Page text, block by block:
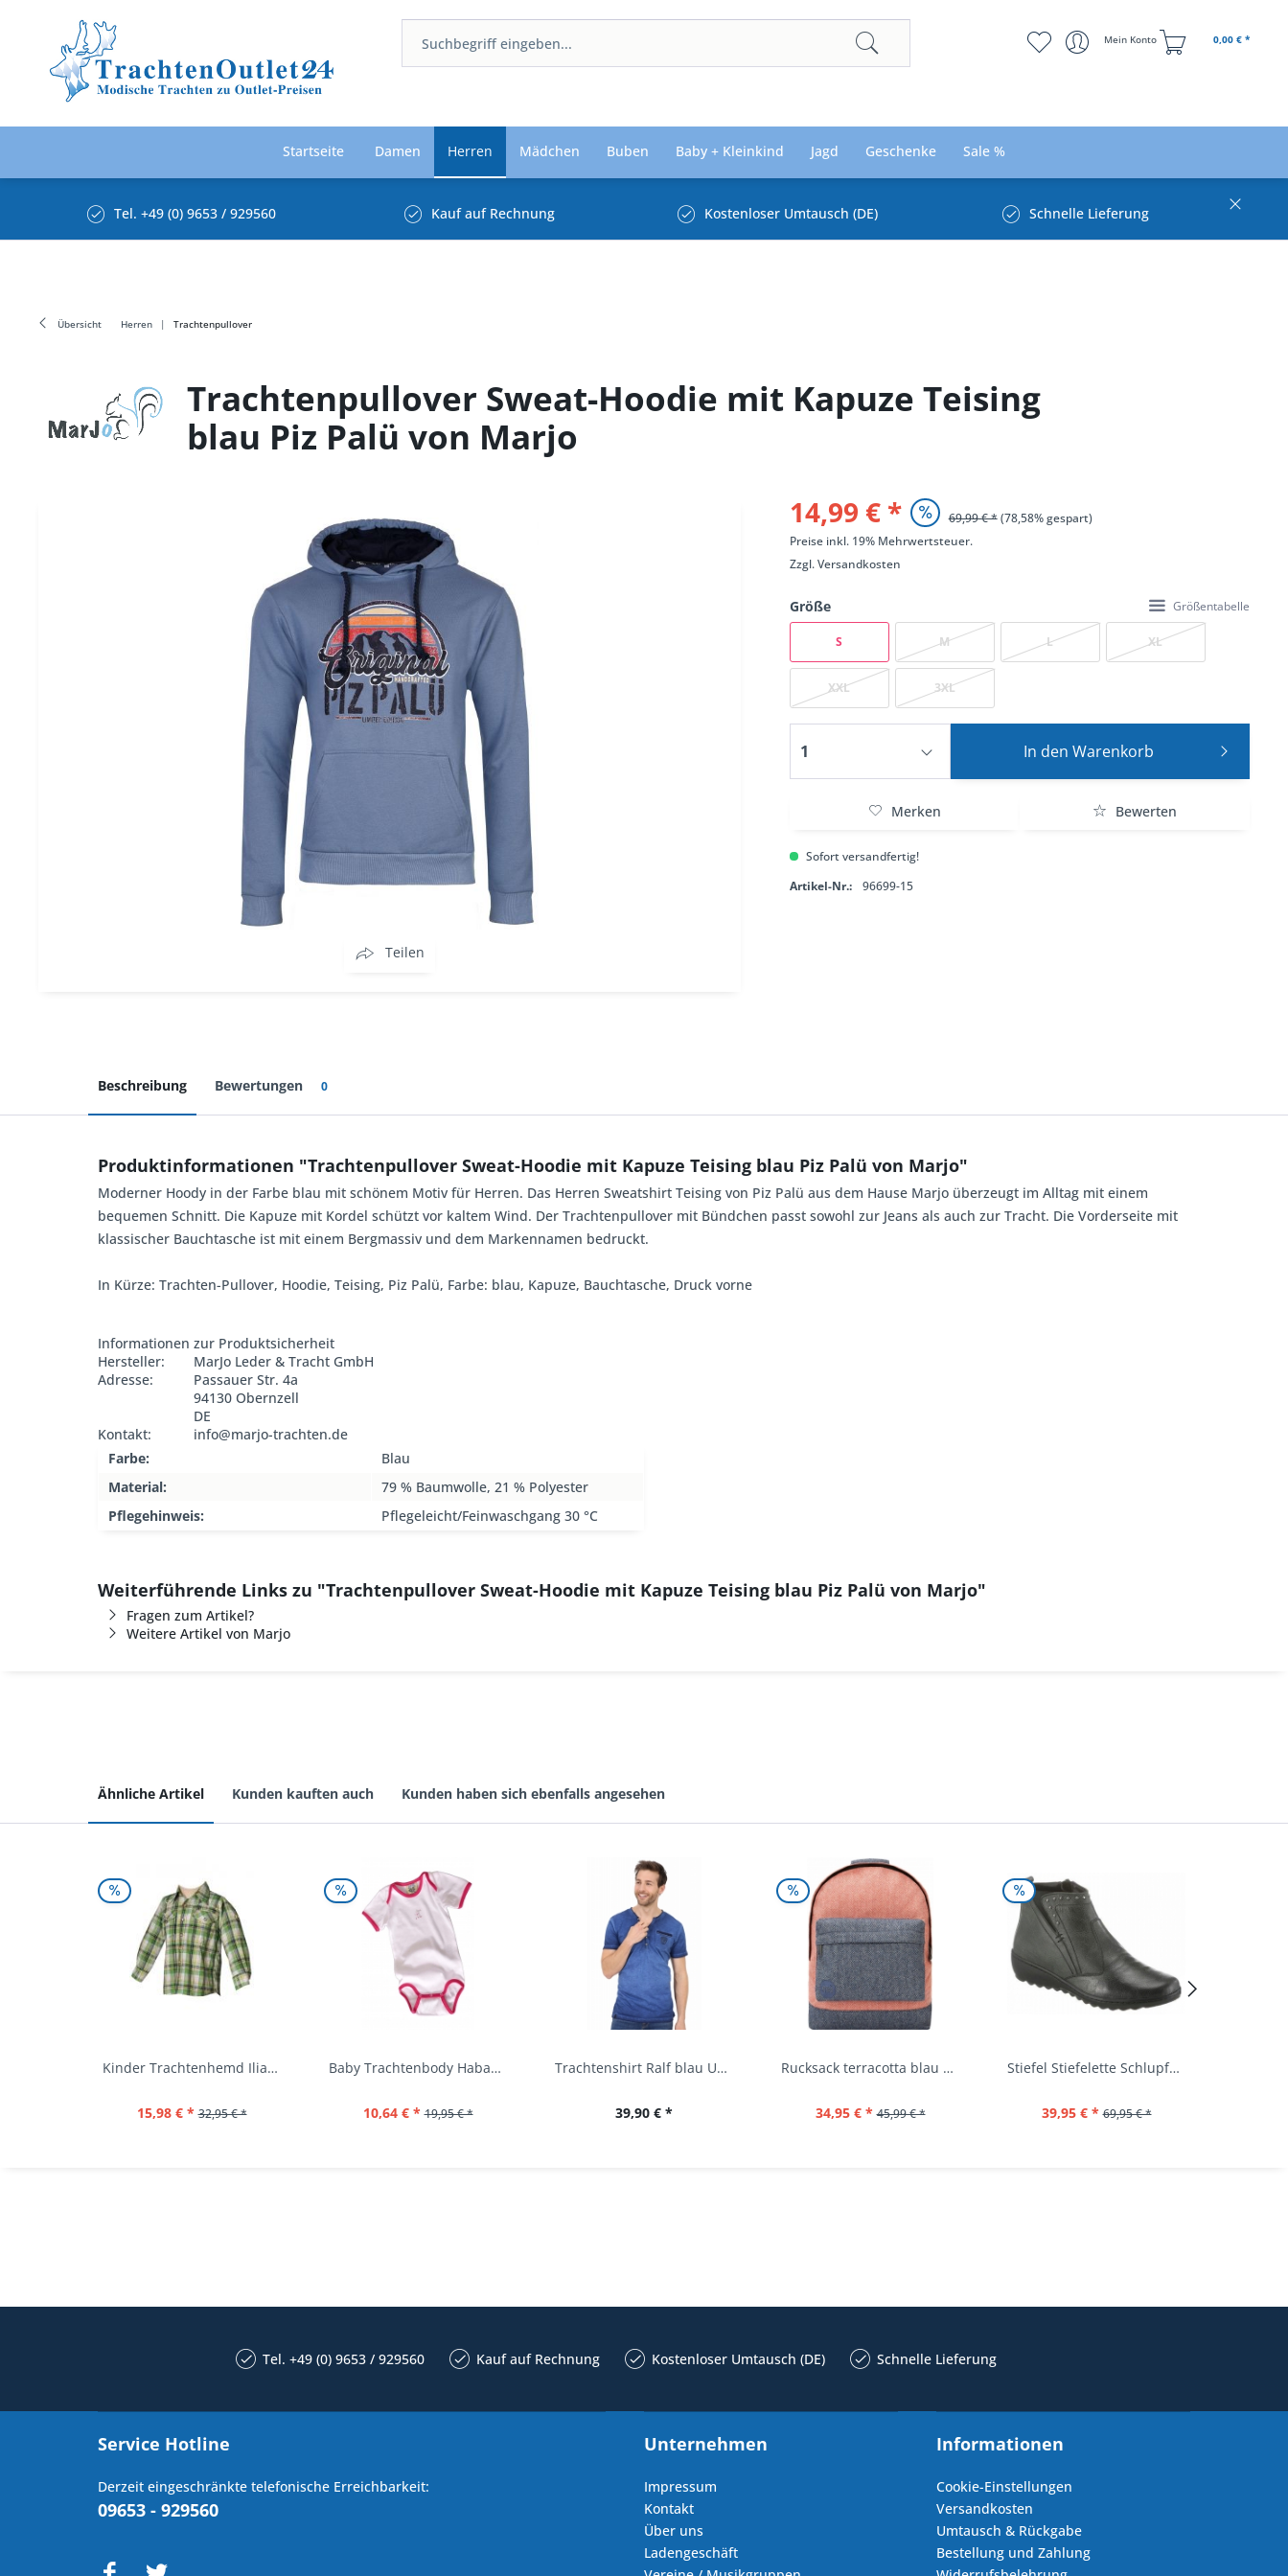
Mein Konto 0,00 € *
Startseite Damen Herren Mädchen Buben Baby + Kleinkind Jagd Geschenke Sale %
Tel. +49 (0) 9653 / 929560 Kauf auf Rechnung Kostenloser Umtausch (DE) Schnelle Lieferung
Übersicht Herren Trachtenpullover
Trachtenpullover Sweat-Hoodie mit Kapuze Teising
blau Piz Palü von Marjo
Teilen
14,99 € * 69,99 € *(78,58% gespart)
Preise inkl. 19% Mehrwertsteuer.
Zzgl.Versandkosten
Größe Größentabelle
S M L XL
XXL 3XL
In den Warenkorb
Merken Bewerten
Sofort versandfertig!
Artikel-Nr.:
96699-15
Beschreibung Bewertungen 0
Produktinformationen "Trachtenpullover Sweat-Hoodie mit Kapuze Teising blau Piz Palü von Marjo"
Moderner Hoody in der Farbe blau mit schönem Motiv für Herren. Das Herren Sweatshirt Teising von Piz Palü aus dem Hause Marjo überzeugt im Alltag mit einem
bequemen Schnitt. Die Kapuze mit Kordel schützt vor kaltem Wind. Der Trachtenpullover mit Bündchen passt sowohl zur Jeans als auch zur Tracht. Die Vorderseite mit
klassischer Bauchtasche ist mit einem Bergmassiv und dem Markennamen bedruckt.
In Kürze: Trachten-Pullover, Hoodie, Teising, Piz Palü, Farbe: blau, Kapuze, Bauchtasche, Druck vorne
Informationen zur Produktsicherheit
Hersteller:
MarJo Leder & Tracht GmbH
Adresse:
Passauer Str. 4a
94130 Obernzell
DE
Kontakt:
info@marjo-trachten.de
Farbe:
Blau
Material:
79 % Baumwolle, 21 % Polyester
Pflegehinweis:
Pflegeleicht/Feinwaschgang 30 °C
Weiterführende Links zu "Trachtenpullover Sweat-Hoodie mit Kapuze Teising blau Piz Palü von Marjo"
Fragen zum Artikel?
Weitere Artikel von Marjo
Ähnliche Artikel Kunden kauften auch Kunden haben sich ebenfalls angesehen
Kinder Trachtenhemd Ilias giftgrün langarm...
15,98 € * 32,95 € *
Baby Trachtenbody Habach weiß/pink Isar Trachten
10,64 € * 19,95 € *
Trachtenshirt Ralf blau Used Look Krüger
39,90 € *
Rucksack terracotta blau navy Mi-Pac...
34,95 € * 45,99 € *
Stiefel Stiefelette Schlupfschuhe...
39,95 € * 69,95 € *
Tel. +49 (0) 9653 / 929560 Kauf auf Rechnung Kostenloser Umtausch (DE) Schnelle Lieferung
Service Hotline
Derzeit eingeschränkte telefonische Erreichbarkeit:
09653 - 929560
Unternehmen
Impressum
Kontakt
Über uns
Ladengeschäft
Informationen
Cookie-Einstellungen
Versandkosten
Umtausch & Rückgabe
Bestellung und Zahlung